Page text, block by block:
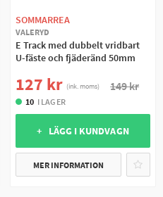
SOMMARREA
VALERYD
E Track med dubbelt vridbart
U-fäste och fjäderänd 50mm
127 kr (ink. moms) 149 kr
10 I LAGER
+ LÄGG I KUNDVAGN
MER INFORMATION